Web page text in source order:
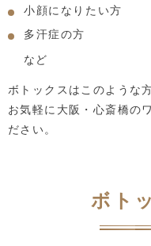
小顔になりたい方
多汗症の方
など
ボトックスはこのような
お気軽に大阪・心斎橋の
ださい。
ボト